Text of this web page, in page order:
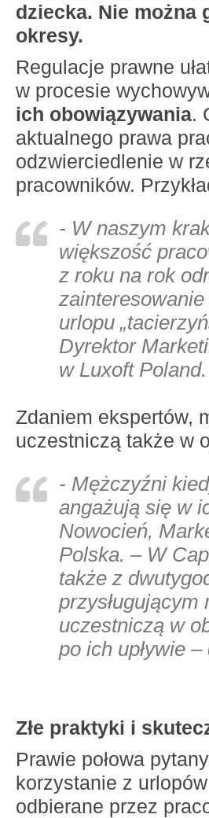
dziecka. Nie można
okresy.
Regulacje prawne
w procesie
ich obowiązywania.
aktualnego prawa
odzwierciedlenie w
pracowników.
- W naszym
większość
z roku na rok
urlopu
Dyrektor
w Luxoft Poland.
Zdaniem ekspertów,
uczestniczą także w
- Mężczyźni
angażują się w
Nowocień,
Polska. – W
także z
przysługującym
uczestniczą w
po ich upływie –
Złe praktyki i
Prawie połowa
korzystanie z
odbierane przez